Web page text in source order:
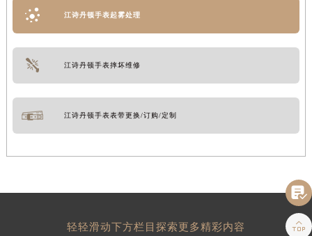
江诗丹顿手表起雾处理
江诗丹顿手表摔坏维修
江诗丹顿手表表带更换/订购/定制
轻轻滑动下方栏目探索更多精彩内容

